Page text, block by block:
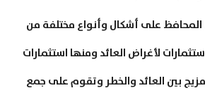
المحافظ على أشكال وأنواع مختلفة من
لأغراض العائد ومنها استثمارات
بين العائد والخطر وتقوم على جمع